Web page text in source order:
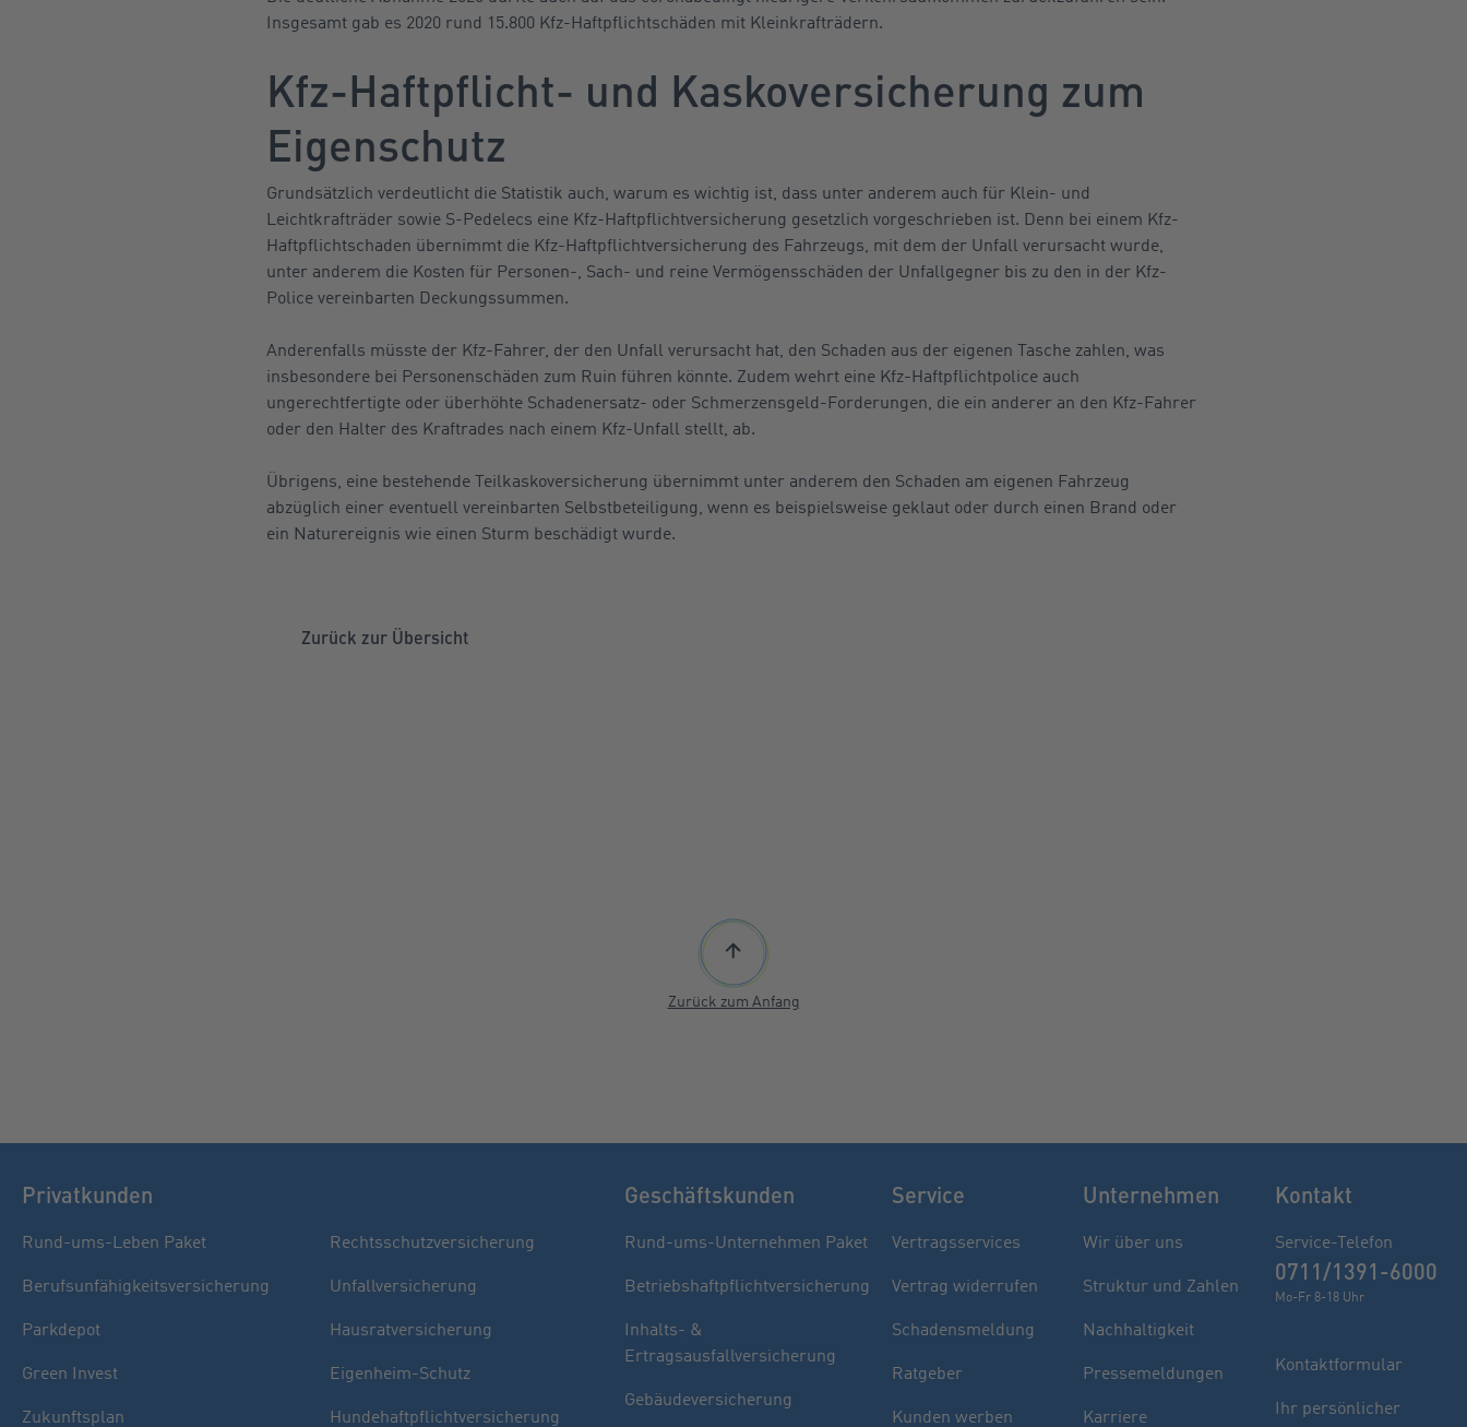
Finden Sie Ihren Berater
Insgesamt gab es 2020 rund 15.800 Kfz-Haftpflichtschäden mit Kleinkrafträdern.
Kfz-Haftpflicht- und Kaskoversicherung zum
Eigenschutz
Grundsätzlich verdeutlicht die Statistik auch, warum es wichtig ist, dass unter anderem auch für Klein- und
Leichtkrafträder sowie S-Pedelecs eine Kfz-Haftpflichtversicherung gesetzlich vorgeschrieben ist. Denn bei einem Kfz-
Haftpflichtschaden übernimmt die Kfz-Haftpflichtversicherung des Fahrzeugs, mit dem der Unfall verursacht wurde,
unter anderem die Kosten für Personen-, Sach- und reine Vermögensschäden der Unfallgegner bis zu den in der Kfz-
Police vereinbarten Deckungssummen.
Anderenfalls müsste der Kfz-Fahrer, der den Unfall verursacht hat, den Schaden aus der eigenen Tasche zahlen, was
insbesondere bei Personenschäden zum Ruin führen könnte. Zudem wehrt eine Kfz-Haftpflichtpolice auch
ungerechtfertigte oder überhöhte Schadenersatz- oder Schmerzensgeld-Forderungen, die ein anderer an den Kfz-Fahrer
oder den Halter des Kraftrades nach einem Kfz-Unfall stellt, ab.
Übrigens, eine bestehende Teilkaskoversicherung übernimmt unter anderem den Schaden am eigenen Fahrzeug
abzüglich einer eventuell vereinbarten Selbstbeteiligung, wenn es beispielsweise geklaut oder durch einen Brand oder
ein Naturereignis wie einen Sturm beschädigt wurde.
Zurück zur Übersicht
Zurück zum Anfang
Privatkunden
Rund-ums-Leben Paket
Berufsunfähigkeitsversicherung
Parkdepot
Green Invest
Zukunftsplan
Rechtsschutzversicherung
Unfallversicherung
Hausratversicherung
Eigenheim-Schutz
Hundehaftpflichtversicherung
Geschäftskunden
Rund-ums-Unternehmen Paket
Betriebshaftpflichtversicherung
Inhalts- &
Ertragsausfallversicherung
Gebäudeversicherung
Service
Vertragsservices
Vertrag widerrufen
Schadensmeldung
Ratgeber
Kunden werben
Unternehmen
Wir über uns
Struktur und Zahlen
Nachhaltigkeit
Pressemeldungen
Karriere
Kontakt
Service-Telefon
0711/1391-6000
Mo-Fr 8-18 Uhr
Kontaktformular
Ihr persönlicher